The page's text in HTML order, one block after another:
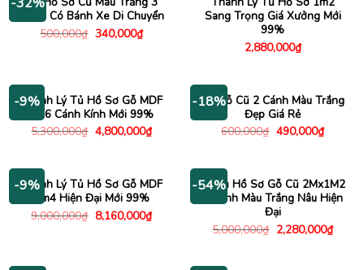
-32%
Ngăn Có Bánh Xe Di Chuyển
500,000₫ Giá
340,000₫Giá
hiện
Sang Trọng Giá Xưởng Mới
99%
2,880,000₫
-9%
Thanh Lý Tủ Hồ Sơ Gỗ MDF
1m6 Cánh Kính Mới 99%
5,300,000₫ Giá
gốc
4,800,000₫Giá
hiện
4,800,000₫.
-18%
Tủ Gỗ Cũ 2 Cánh Màu Trắng
Đẹp Giá Rẻ
600,000₫ Giá
490,000₫Giá
hiện
-9%
Thanh Lý Tủ Hồ Sơ Gỗ MDF
2m4 Hiện Đại Mới 99%
9,000,000₫ Giá
gốc
8,160,000₫Giá
hiện
-54%
Kệ Tủ Hồ Sơ Gỗ Cũ 2Mx1M2
3 Cánh Màu Trắng Nâu Hiện
Đại
5,000,000₫ Giá
gốc
2,280,000₫Giá
hiện